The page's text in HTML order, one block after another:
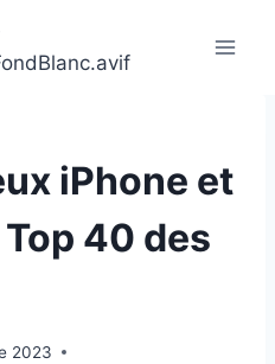
iPhone et
40 des
2023